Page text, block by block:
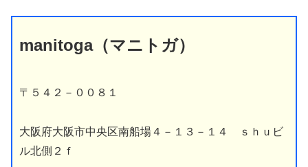
manitoga（マニトガ）
〒５４２－００８１
大阪府大阪市中央区南船場４－１３－１４ ｓｈｕビ
ル北側２ｆ